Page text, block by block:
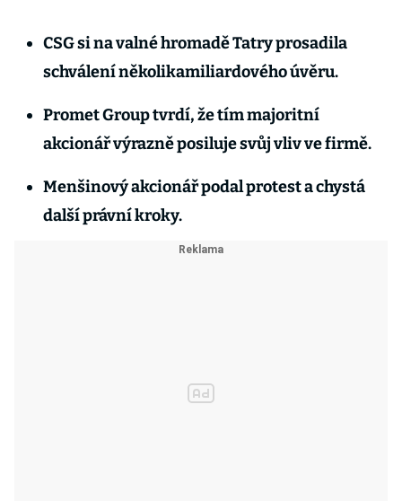
CSG si na valné hromadě Tatry prosadila
schválení několikamiliardového úvěru.
Promet Group tvrdí, že tím majoritní
akcionář výrazně posiluje svůj vliv ve firmě.
Menšinový akcionář podal protest a chystá
další právní kroky.